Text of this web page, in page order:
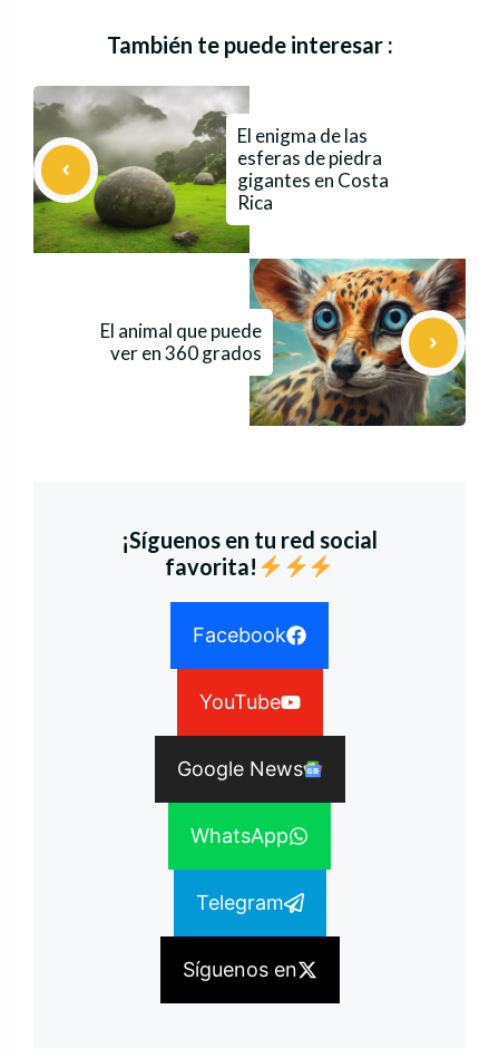
También te puede interesar :
El enigma de las
esferas de piedra
gigantes en Costa
Rica
El animal que puede
ver en 360 grados
¡Síguenos en tu red social
favorita!
Facebook
YouTube
Google News
WhatsApp
Telegram
Síguenos en